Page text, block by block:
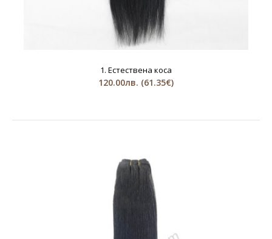
1. Естествена коса
120.00лв. (61.35€)